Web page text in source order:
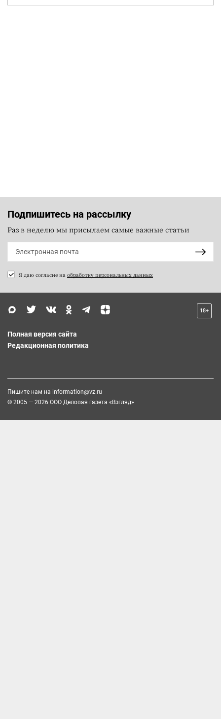
Подпишитесь на рассылку
Раз в неделю мы присылаем самые важные статьи
Я даю согласие на обработку персональных данных
18+
Полная версия сайта
Редакционная политика
Пишите нам на information@vz.ru
© 2005 — 2026 ООО Деловая газета «Взгляд»